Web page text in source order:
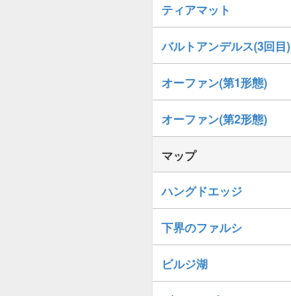
ティアマット
バルトアンデルス(3回目)
オーファン(第1形態)
オーファン(第2形態)
マップ
ハングドエッジ
下界のファルシ
ビルジ湖